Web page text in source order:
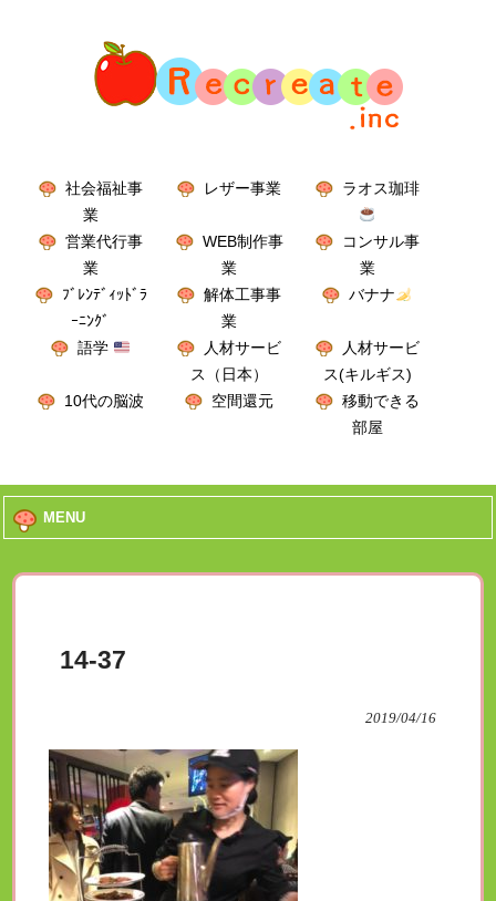
社会福祉事
業
レザー事業 ラオス珈琲
営業代行事
業
WEB制作事
業
コンサル事
業
ﾌﾞﾚﾝﾃﾞｨｯﾄﾞﾗ
ｰﾆﾝｸﾞ
解体工事事
業
バナナ
語学
人材サービ
ス（日本）
人材サービ
ス(キルギス)
10代の脳波
空間還元
移動できる
部屋
MENU
14-37
2019/04/16